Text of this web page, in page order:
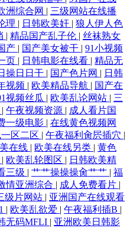
洲综合网 | 三级网站在线播
理 | 日韩欧美奸 | 狼人伊人色
| 精品国产乱子伦 | 丝袜熟女
产 | 国产美女被干 | 91小视频
页 | 日韩电影在线看 | 精品无
操日日干 | 国产色片网 | 日韩
视频 | 欧美精品导航 | 国产在
视频丝瓜 | 欧美乱论网站 | 三
| 午夜视频资源 | 成人看片国
一级电影 | 在线黄色视频网
区二区 | 午夜福利肏屄插穴 |
在线 | 欧美在线另类 | 黄色
| 欧美乱轮图区 | 日韩欧美精
三级 | 艹艹操操操肏艹艹 | 福
情亚洲综合 | 成人免费看片 |
级片网站 | 亚洲国产在线观看
| 欧美乱欲爱 | 午夜福利插B |
无码MFLI | 亚洲欧美日韩影